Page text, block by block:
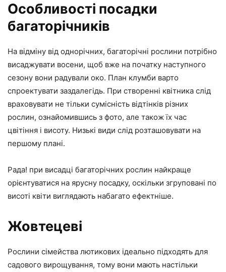
Особливості посадки
багаторічників
На відміну від однорічних, багаторічні рослини потрібно
висаджувати восени, щоб вже на початку наступного
сезону вони радували око. План клумби варто
спроектувати заздалегідь. При створенні квітника слід
враховувати не тільки сумісність відтінків різних
рослин, ознайомившись з фото, але також їх час
цвітіння і висоту. Низькі види слід розташовувати на
першому плані.
Рада! при висадці багаторічних рослин найкраще
орієнтуватися на ярусну посадку, оскільки згруповані по
висоті квіти виглядають набагато ефектніше.
Жовтецеві
Рослини сімейства лютикових ідеально підходять для
садового вирощування, тому вони мають настільки